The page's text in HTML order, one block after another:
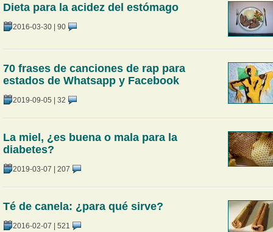
Dieta para la acidez del estómago
2016-03-30| 90
70 frases de canciones de rap para
estados de Whatsapp y Facebook
2019-09-05 | 32
La miel, ¿es buena o mala para la
diabetes?
2019-03-07 | 207
Té de canela: ¿para qué sirve?
2016-02-07 | 521